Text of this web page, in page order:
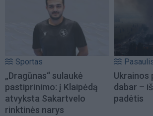
Sportas
„Dragūnas“ sulaukė
pastiprinimo: į Klaipėdą
atvyksta Sakartvelo
rinktinės narys
Ukrainos
dabar –
padėtis